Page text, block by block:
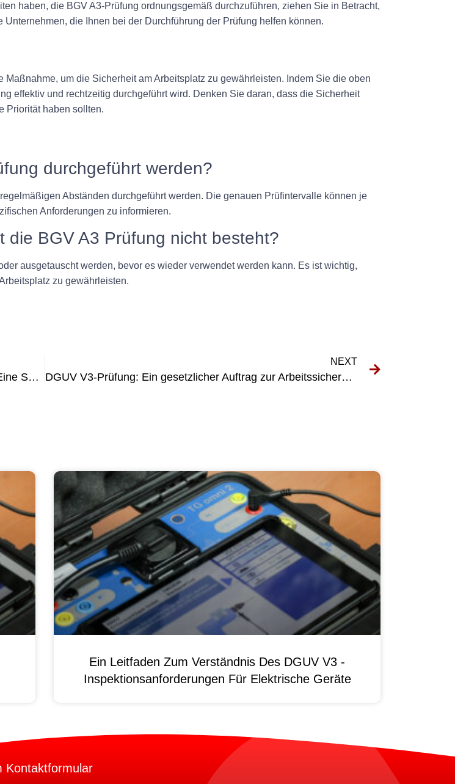
haben, die BGV A3-Prüfung ordnungsgemäß durchzuführen, ziehen Sie in Betracht,
die Ihnen bei der Durchführung der Prüfung helfen können.
um die Sicherheit am Arbeitsplatz zu gewährleisten. Indem Sie die oben
effektiv und rechtzeitig durchgeführt wird. Denken Sie daran, dass die Sicherheit
Priorität haben sollten.
durchgeführt werden?
Abständen durchgeführt werden. Die genauen Prüfintervalle können je
Anforderungen zu informieren.
die BGV A3 Prüfung nicht besteht?
ausgetauscht werden, bevor es wieder verwendet werden kann. Es ist wichtig,
zu gewährleisten.
Sicherstellung der DGUV V3 und DIN VDE 0105-100: Eine Schritt-für-Schritt-Anleitung für Elektrofachkräfte
NEXT
DGUV V3-Prüfung: Ein gesetzlicher Auftrag zur Arbeitssicherheit
Ein Leitfaden Zum Verständnis Des DGUV V3 -
Inspektionsanforderungen Für Elektrische Geräte
Kontaktformular